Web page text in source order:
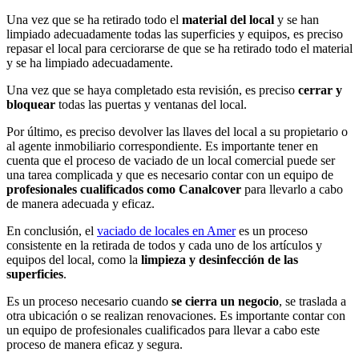
Una vez que se ha retirado todo el material del local y se han
limpiado adecuadamente todas las superficies y equipos, es preciso
repasar el local para cerciorarse de que se ha retirado todo el material
y se ha limpiado adecuadamente.
Una vez que se haya completado esta revisión, es preciso cerrar y
bloquear todas las puertas y ventanas del local.
Por último, es preciso devolver las llaves del local a su propietario o
al agente inmobiliario correspondiente. Es importante tener en
cuenta que el proceso de vaciado de un local comercial puede ser
una tarea complicada y que es necesario contar con un equipo de
profesionales cualificados como Canalcover para llevarlo a cabo
de manera adecuada y eficaz.
En conclusión, el vaciado de locales en Ameres un proceso
consistente en la retirada de todos y cada uno de los artículos y
equipos del local, como la limpieza y desinfección de las
superficies.
Es un proceso necesario cuando se cierra un negocio, se traslada a
otra ubicación o se realizan renovaciones. Es importante contar con
un equipo de profesionales cualificados para llevar a cabo este
proceso de manera eficaz y segura.